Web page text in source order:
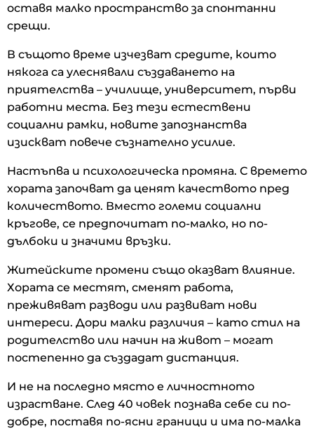
оставя малко пространство за спонтанни
срещи.
В същото време изчезват средите, които
някога са улеснявали създаването на
приятелства – училище, университет, първи
работни места. Без тези естествени
социални рамки, новите запознанства
изискват повече съзнателно усилие.
Настъпва и психологическа промяна. С времето
хората започват да ценят качеството пред
количеството. Вместо големи социални
кръгове, се предпочитат по-малко, но по-
дълбоки и значими връзки.
Житейските промени също оказват влияние.
Хората се местят, сменят работа,
преживяват разводи или развиват нови
интереси. Дори малки различия – като стил на
родителство или начин на живот – могат
постепенно да създадат дистанция.
И не на последно място е личностното
израстване. След 40 човек познава себе си по-
добре, поставя по-ясни граници и има по-малка